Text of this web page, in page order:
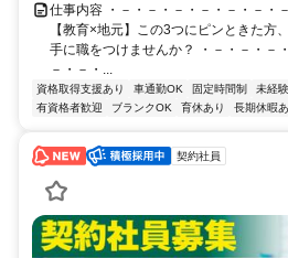
仕事内容 ・－・－・－・－・－・－・
【教育×地元】この3つにピンときた方
手に職をつけませんか？ ・－・－・－
－・－・...
資格取得支援あり 車通勤OK 固定時間制 未経
有資格者歓迎
ブランクOK 育休あり 長期休暇
契約社員